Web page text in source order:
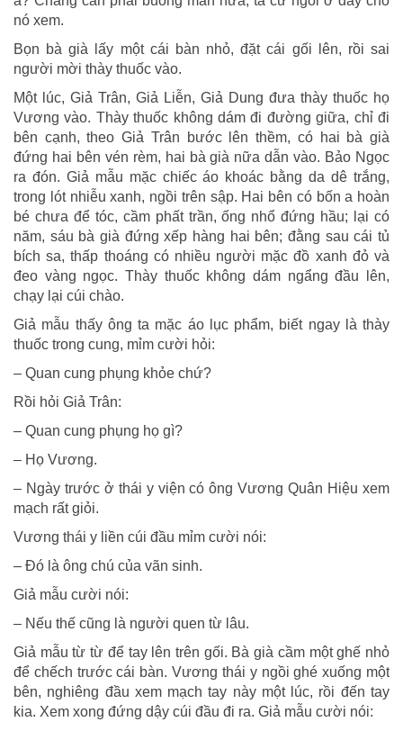
nó xem.
Bọn bà già lấy một cái bàn nhỏ, đặt cái gối lên, rồi sai
người mời thày thuốc vào.
Một lúc, Giả Trân, Giả Liễn, Giả Dung đưa thày thuốc họ
Vương vào. Thày thuốc không dám đi đường giữa, chỉ đi
bên cạnh, theo Giả Trân bước lên thềm, có hai bà già
đứng hai bên vén rèm, hai bà già nữa dẫn vào. Bảo Ngọc
ra đón. Giả mẫu mặc chiếc áo khoác bằng da dê trắng,
trong lót nhiễu xanh, ngồi trên sập. Hai bên có bốn a hoàn
bé chưa để tóc, cầm phất trần, ống nhổ đứng hầu; lại có
năm, sáu bà già đứng xếp hàng hai bên; đằng sau cái tủ
bích sa, thấp thoáng có nhiều người mặc đồ xanh đỏ và
đeo vàng ngọc. Thày thuốc không dám ngẩng đầu lên,
chạy lại cúi chào.
Giả mẫu thấy ông ta mặc áo lục phẩm, biết ngay là thày
thuốc trong cung, mỉm cười hỏi:
– Quan cung phụng khỏe chứ?
Rồi hỏi Giả Trân:
– Quan cung phụng họ gì?
– Họ Vương.
– Ngày trước ở thái y viện có ông Vương Quân Hiệu xem
mạch rất giỏi.
Vương thái y liền cúi đầu mỉm cười nói:
– Đó là ông chú của vãn sinh.
Giả mẫu cười nói:
– Nếu thế cũng là người quen từ lâu.
Giả mẫu từ từ để tay lên trên gối. Bà già cầm một ghế nhỏ
để chếch trước cái bàn. Vương thái y ngồi ghé xuống một
bên, nghiêng đầu xem mạch tay này một lúc, rồi đến tay
kia. Xem xong đứng dậy cúi đầu đi ra. Giả mẫu cười nói: